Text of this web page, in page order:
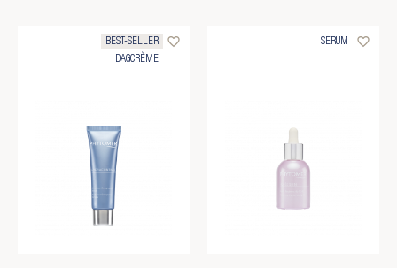
BEST-SELLER
DAGCRÈME
favorite_border SERUM favorite_border